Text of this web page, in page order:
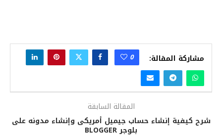
مشاركة المقالة: 0
المقالة السابقة
شرح كيفية إنشاء حساب جيميل أمريكى وإنشاء مدونه على
بلوجر BLOGGER